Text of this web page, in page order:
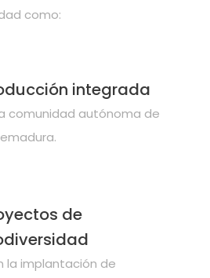
localidad.
como:
integrada
comunidad autónoma de
de
la implantación de